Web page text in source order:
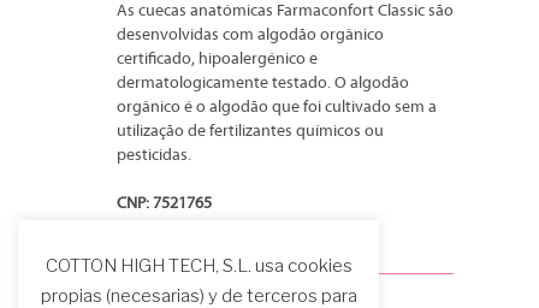
As cuecas anatómicas Farmaconfort Classic são
desenvolvidas com algodão orgânico
certificado, hipoalergénico e
dermatologicamente testado. O algodão
orgânico é o algodão que foi cultivado sem a
utilização de fertilizantes químicos ou
pesticidas.
CNP: 7521765
Mais informação
COTTON HIGH TECH, S.L. usa cookies
propias (necesarias) y de terceros para